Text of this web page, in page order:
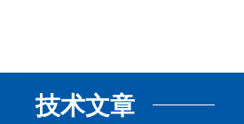
技术文章